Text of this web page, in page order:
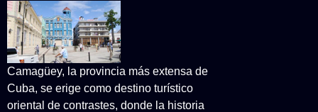
Camagüey, la provincia más extensa de
Cuba, se erige como destino turístico
oriental de contrastes, donde la historia